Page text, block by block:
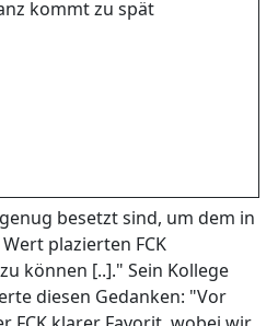
besetzt sind, um dem in
plazierten FCK
können [..]." Sein Kollege
diesen Gedanken: "Vor